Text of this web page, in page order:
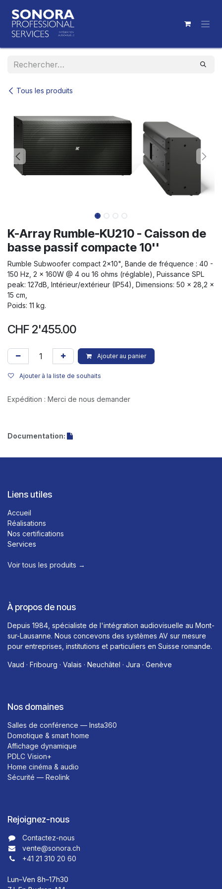
Tous les produits
K-Array Rumble-KU210 - Caisson de
basse passif compacte 10''
Rumble Subwoofer compact 2x10", Bande de fréquence : 40 -
150 Hz, 2 x 160W @ 4 ou 16 ohms (réglable), Puissance SPL
peak: 127dB, Intérieur/extérieur (IP54), Dimensions: 50 x 28,2 x
15 cm,
Poids: 11 kg.
CHF 2'455.00
Ajouter au panier
Ajouter à la liste de souhaits
Expédition : Merci de nous demander
Documentation:
Liens utiles
Accueil
Réalisations
Nos certifications
Services
Voir tous les produits →​
À propos de nous
Depuis 1984, spécialiste de l'intégration audiovisuelle au Mont-
sur-Lausanne. Nous concevons des systèmes AV sur mesure
pour entreprises, institutions et particuliers en Suisse romande.
Vaud · Fribourg · Valais · Neuchâtel · Jura · Genève
Nos domaines
Salles de conférence — Insta360
Domotique & smart home
Affichage dynamique
PDLC Vision+
Home cinéma & audio
Sécurité — Reolink
Rejoignez-nous
Contactez-nous​​
vente@sonora.ch
+41 21 310 20 60
Lun–Ven 8h–17h30